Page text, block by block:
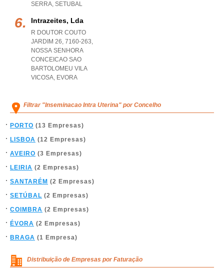
SERRA, SETUBAL
Intrazeites, Lda
R DOUTOR COUTO
JARDIM 26, 7160-263,
NOSSA SENHORA
CONCEICAO SAO
BARTOLOMEU VILA
VICOSA, EVORA
Filtrar "Inseminacao Intra Uterina" por Concelho
PORTO (13 Empresas)
LISBOA (12 Empresas)
AVEIRO (3 Empresas)
LEIRIA (2 Empresas)
SANTARÉM (2 Empresas)
SETÚBAL (2 Empresas)
COIMBRA (2 Empresas)
ÉVORA (2 Empresas)
BRAGA (1 Empresa)
Distribuição de Empresas por Faturação